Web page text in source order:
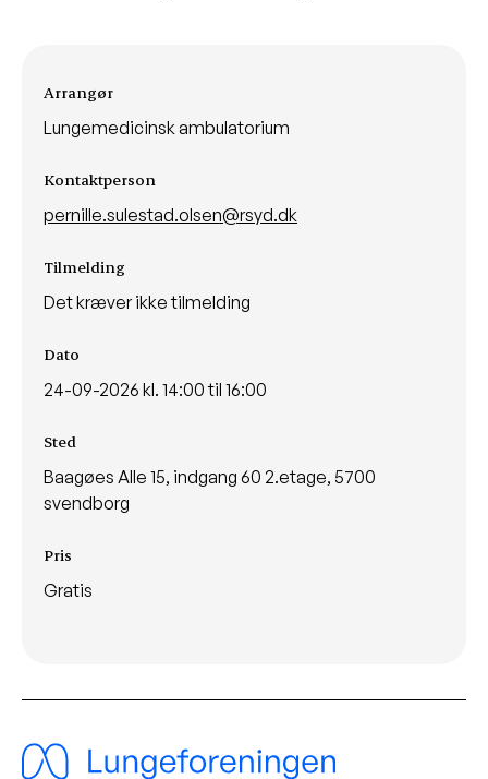
Arrangementsinformationer
Arrangør
Lungemedicinsk ambulatorium
Kontaktperson
pernille.sulestad.olsen@rsyd.dk
Tilmelding
Det kræver ikke tilmelding
Dato
24-09-2026 kl. 14:00 til 16:00
Sted
Baagøes Alle 15, indgang 60 2.etage, 5700
svendborg
Pris
Gratis